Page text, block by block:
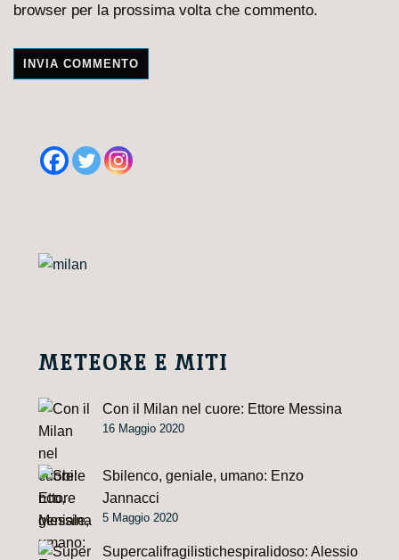
browser per la prossima volta che commento.
METEORE E MITI
Con il Milan nel cuore: Ettore Messina
16 Maggio 2020
Sbilenco, geniale, umano: Enzo
Jannacci
5 Maggio 2020
Supercalifragilistichespiralidoso: Alessio